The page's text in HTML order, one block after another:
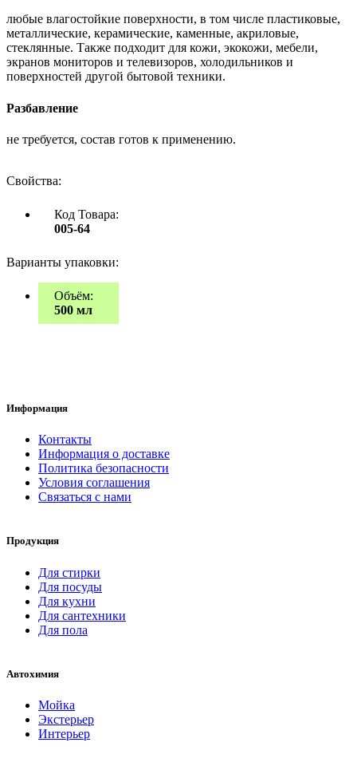
любые влагостойкие поверхности, в том числе пластиковые,
металлические, керамические, каменные, акриловые,
стеклянные. Также подходит для кожи, экокожи, мебели,
экранов мониторов и телевизоров, холодильников и
поверхностей другой бытовой техники.
Разбавление
не требуется, состав готов к применению.
Свойства:
Код Товара:
005-64
Варианты упаковки:
Объём:
500 мл
Информация
Контакты
Информация о доставке
Политика безопасности
Условия соглашения
Связаться с нами
Продукция
Для стирки
Для посуды
Для кухни
Для сантехники
Для пола
Автохимия
Мойка
Экстерьер
Интерьер